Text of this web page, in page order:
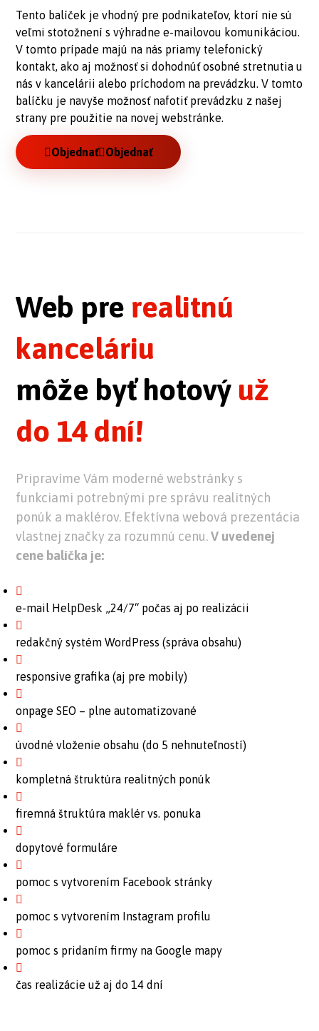
Tento balíček je vhodný pre podnikateľov, ktorí nie sú
veľmi stotožnení s výhradne e-mailovou komunikáciou.
V tomto prípade majú na nás priamy telefonický
kontakt, ako aj možnosť si dohodnúť osobné stretnutia u
nás v kancelárii alebo príchodom na prevádzku. V tomto
balíčku je navyše možnosť nafotiť prevádzku z našej
strany pre použitie na novej webstránke.
Objednať Objednať
Web pre realitnú
kanceláriu
môže byť hotový už
do 14 dní!
Pripravíme Vám moderné webstránky s
funkciami potrebnými pre správu realitných
ponúk a maklérov. Efektívna webová prezentácia
vlastnej značky za rozumnú cenu.V uvedenej
cene balíčka je:
e-mail HelpDesk „24/7“ počas aj po realizácii
redakčný systém WordPress (správa obsahu)
responsive grafika (aj pre mobily)
onpage SEO – plne automatizované
úvodné vloženie obsahu (do 5 nehnuteľností)
kompletná štruktúra realitných ponúk
firemná štruktúra maklér vs. ponuka
dopytové formuláre
pomoc s vytvorením Facebook stránky
pomoc s vytvorením Instagram profilu
pomoc s pridaním firmy na Google mapy
čas realizácie už aj do 14 dní